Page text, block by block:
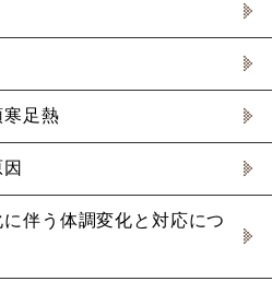
足熱
伴う体調変化と対応につ